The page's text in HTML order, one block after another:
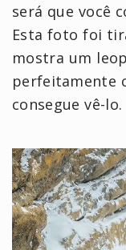
será que você
Esta foto foi
mostra um
perfeitamente
consegue vê-lo.